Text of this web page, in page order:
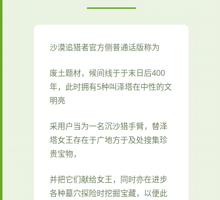
沙漠追猎者官方侧普通话版称为
废土题材，候间线于于末日后400
年，此时拥有5种叫泽塔在中性的文
明亮
采用户当为一名沉沙猎手臂，替泽
塔女王存在于广地方于及处搜集珍
贵宝物，
并把它们献给女王，同时亦在进步
各种墓穴探险时挖掘宝藏，以便此